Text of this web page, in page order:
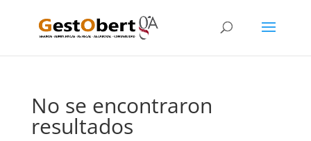
No se encontraron
resultados